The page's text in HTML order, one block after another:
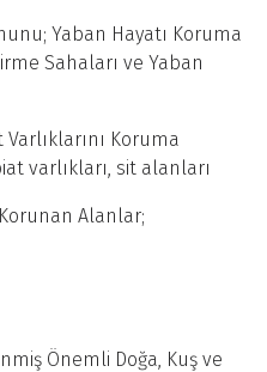
Yaban Hayatı Koruma
Sahaları ve Yaban
Koruma
varlıkları, sit alanları
Alanlar;
Önemli Doğa, Kuş ve